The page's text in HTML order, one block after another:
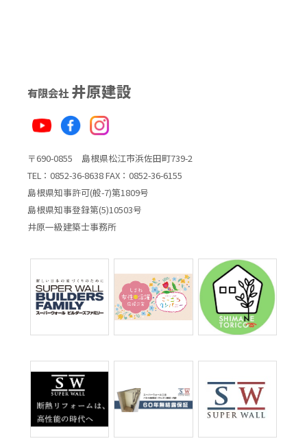
有限会社 井原建設
〒690-0855 島根県松江市浜佐田町739-2
TEL：0852-36-8638 FAX：0852-36-6155
島根県知事許可(般-7)第1809号
島根県知事登録第(5)10503号
井原一級建築士事務所